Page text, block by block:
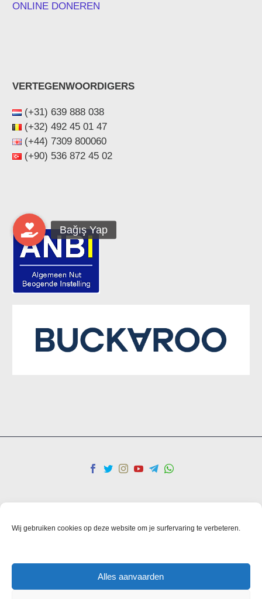
Wij gebruiken cookies op deze website om je surfervaring te verbeteren.
Alles aanvaarden
ONLINE DONEREN
VERTEGENWOORDIGERS
(+31) 639 888 038
(+32) 492 45 01 47
(+44) ‪7309 800060‬
(+90) 536 872 45 02
Algemene voorwaarden
Cookies
© Copyright 2025 IHO Ebrar